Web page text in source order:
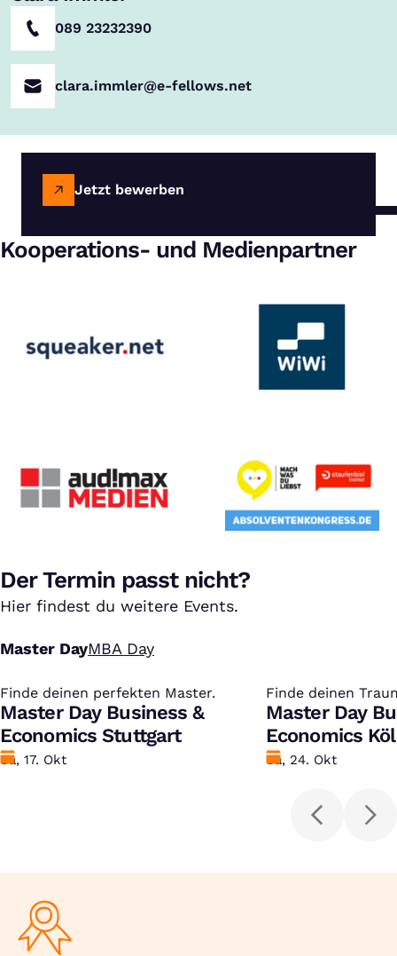
089 23232390
clara.immler@e-fellows.net
Jetzt bewerben
Kooperations- und Medienpartner
Der Termin passt nicht?
Hier findest du weitere Events.
Master DayMBA Day
Finde deinen perfekten Master.
:
Master Day Business &
Economics Stuttgart
Datum
Sa, 17. Okt
Finde deinen
:
Master Day
Economics
Datum
Sa, 24. Okt